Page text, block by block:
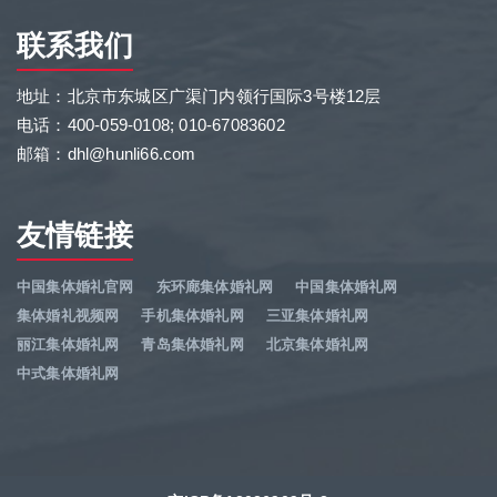
联系我们
地址：北京市东城区广渠门内领行国际3号楼12层
电话：400-059-0108; 010-67083602
邮箱：dhl@hunli66.com
友情链接
中国集体婚礼官网 东环廊集体婚礼网
中国集体婚礼网
集体婚礼视频网
手机集体婚礼网
三亚集体婚礼网
丽江集体婚礼网
青岛集体婚礼网
北京集体婚礼网
中式集体婚礼网